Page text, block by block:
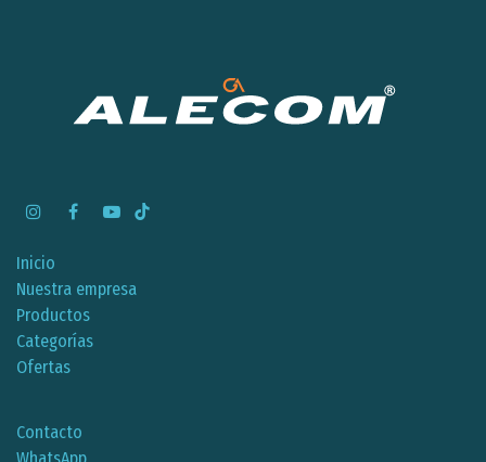
Inicio
Nuestra empresa
Productos
Categorías
Ofertas
Contacto